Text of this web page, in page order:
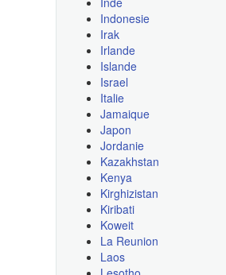
Indonesie
Irak
Irlande
Islande
Israel
Italie
Jamaique
Japon
Jordanie
Kazakhstan
Kenya
Kirghizistan
Kiribati
Koweit
La Reunion
Laos